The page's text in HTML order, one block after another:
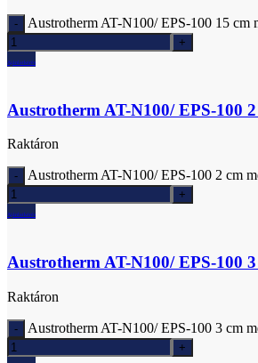
Austrotherm AT-N100/ EPS-100 15 cm
Ajánlatkérés
Austrotherm AT-N100/ EPS-100
Raktáron
Austrotherm AT-N100/ EPS-100 2 cm
Ajánlatkérés
Austrotherm AT-N100/ EPS-100
Raktáron
Austrotherm AT-N100/ EPS-100 3 cm